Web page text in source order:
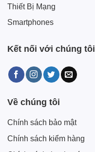
Thiết Bị Mạng
Smartphones
Kết nối với chúng tôi
Về chúng tôi
Chính sách bảo mật
Chính sách kiểm hàng